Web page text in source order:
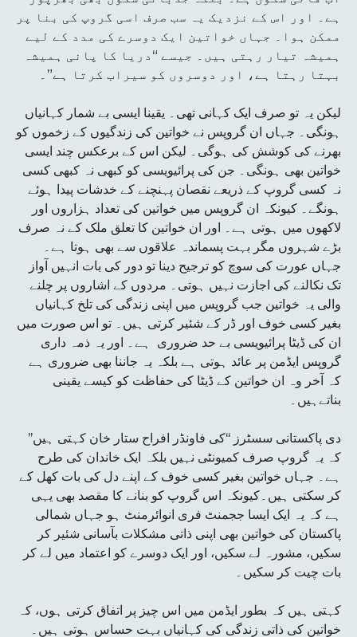
ہے۔ اور اس کے نزدیک یہ سب صرف اسی گروپ کی بنا پر
ممکن ہوا۔ جہاں خواتین ایک دوسرے کی مدد کے لیے
ہمیشہ تیار رہتی ہیں۔ جیسے “دریا کا پانی ہمیشہ
بہتا رہتا ہے، اور دوسروں کو سیراب کرتا ہے”۔
لیکن یہ تو صرف ایک کہانی تھی۔ یقینا ایسی بے شمار کہانیاں
ہونگی۔ جہاں ان گروپس نے خواتین کی زندگیوں کے زخموں کو
بھرنے کی کوشش کی ہوگی۔ لیکن اس کے برعکس چند ایسی
خواتین بھی ہونگی۔ جن کی پرائیویسی کو کبھی نہ کبھی کسی
نہ کسی گروپ کے ذریعے نقصان پہنچنے کے خدشات پیدا ہوئے
ہونگے۔ کیونکہ ان گروپس میں خواتین کی تعداد ہزاروں اور
لاکھوں میں ہوتی ہے۔ اور ان خواتین کا تعلق ملک کے نہ صرف
بڑے شہروں مگر بہت پسماندہ علاقوں سے بھی ہوتا ہے۔
جہاں عورت کی سوچ کو ترجیح دینا تو دور کی بات انہیں آواز
تک نکالنے کی اجازت نہیں ہوتی۔ مردوں کے اشاروں پر چلنے
والی یہ خواتین جب گروپس میں اپنی زندگی کی تلخ کہانیاں
بغیر کسی خوف اور ڈر کے شئیر کرتی ہیں۔ تو اس صورت میں
ان کی ڈیٹا پرائیویسی بے حد ضروری ہے۔ اور یہ ذمہ داری
گروپس ایڈمن پر عائد ہوتی ہے بلکہ یہ جاننا بھی ضروری ہے
کہ آخر وہ ان خواتین کے ڈیٹا کی حفاظت کو کیسے یقینی
بناتےہیں۔
’’دی پاکستانی سسٹرز ‘‘کی فاونڈر افراح ستار خان کہتی ہیں
کہ یہ گروپ صرف کمیونٹی نہیں بلکہ ایک خاندان کی طرح
ہے۔ جہاں خواتین بغیر کسی خوف کے اپنے دل کی بات کھل کے
کر سکتی ہیں۔کیونکہ اس گروپ کو بنانے کا مقصد بھی یہی
ہے کہ یہ ایک ایسا ججمنٹ فری انوائرمنٹ ہو جہاں شمالی
پاکستان کی خواتین بھی اپنی ذاتی مشکلات بآسانی شئیر کر
سکیں، مشورہ لے سکیں، اور ایک دوسرے کو اعتماد میں لے کر
بات چیت کر سکیں۔
کہتی ہیں کہ بطور ایڈمن میں اس چیز پر اتفاق کرتی ہوں، کہ
خواتین کی ذاتی زندگی کی کہانیاں بہت حساس ہوتی ہیں۔